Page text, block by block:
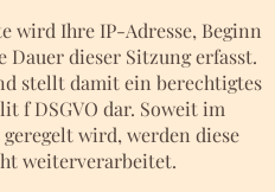
wird Ihre IP-Adresse, Beginn
dieser Sitzung erfasst.
stellt damit ein berechtigtes
f DSGVO dar. Soweit im
wird, werden diese
weiterverarbeitet.